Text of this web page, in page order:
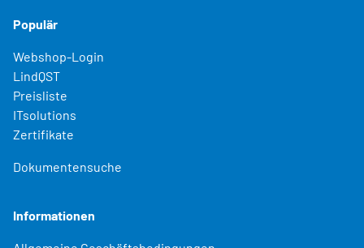
Populär
Webshop-Login
LindQST
Preisliste
ITsolutions
Zertifikate
Dokumentensuche
Informationen